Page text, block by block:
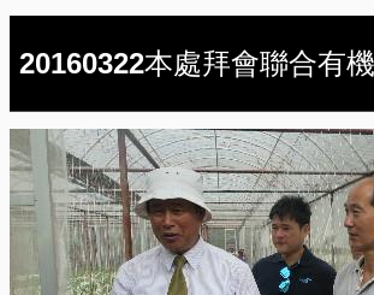
20160322本處拜會聯合有機